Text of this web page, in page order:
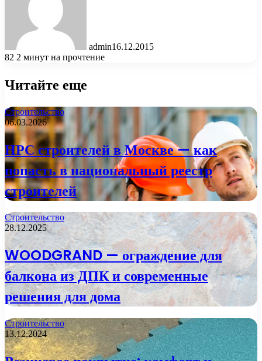
admin16.12.2015
82 2 минут на прочтение
Читайте еще
Строительство
06.03.2026
НРС строителей в Москве — как
попасть в национальный реестр
строителей
Строительство
28.12.2025
WOODGRAND — ограждение для
балкона из ДПК и современные
решения для дома
Строительство
13.12.2024